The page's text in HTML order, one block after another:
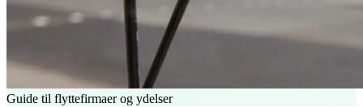
Guide til flyttefirmaer og ydelser